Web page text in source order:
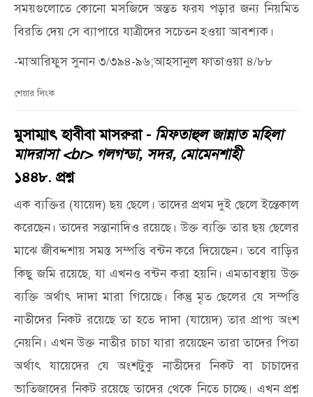
সময়গুলোতে কোনো মসজিদে অন্তত ফরয পড়ার জন্য নিয়মিত
বিরতি দেয় সে ব্যাপারে যাত্রীদের সচেতন হওয়া আবশ্যক।
-মাআরিফুস সুনান ৩/৩৯৪-৯৬;আহসানুল ফাতাওয়া ৪/৮৮
শেয়ার লিংক
মুসাম্মাৎ হাবীবা মাসরুরা - মিফতাহুল জান্নাত মহিলা
মাদরাসা <br> গলগন্ডা, সদর, মোমেনশাহী
১৪৪৮. প্রশ্ন
এক ব্যক্তির (যায়েদ) ছয় ছেলে। তাদের প্রথম দুই ছেলে ইন্তেকাল
করেছেন। তাদের সন্তানাদিও রয়েছে। উক্ত ব্যক্তি তার ছয় ছেলের
মাঝে জীবদ্দশায় সমস্ত সম্পত্তি বন্টন করে দিয়েছেন। তবে বাড়ির
কিছু জমি রয়েছে, যা এখনও বন্টন করা হয়নি। এমতাবস্থায় উক্ত
ব্যক্তি অর্থাৎ দাদা মারা গিয়েছে। কিন্তু মৃত ছেলের যে সম্পত্তি
নাতীদের নিকট রয়েছে তা হতে দাদা (যায়েদ) তার প্রাপ্য অংশ
নেয়নি। এখন উক্ত নাতীর চাচা যারা রয়েছেন তারা তাদের পিতা
অর্থাৎ যায়েদের যে অংশটুকু নাতীদের নিকট বা চাচাদের
ভাতিজাদের নিকট রয়েছে তাদের থেকে নিতে চাচ্ছে। এখন প্রশ্ন